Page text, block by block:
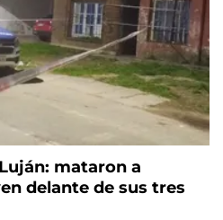
mataron a
delante de sus tres